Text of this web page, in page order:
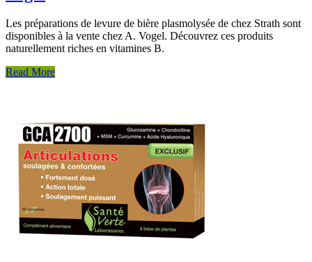
Les préparations de levure de bière plasmolysée de chez Strath sont
disponibles à la vente chez A. Vogel. Découvrez ces produits
naturellement riches en vitamines B.
Read More